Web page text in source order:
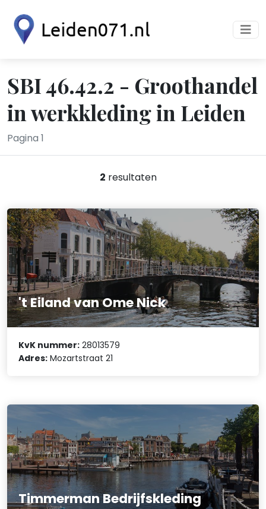
SBI 46.42.2 - Groothandel
in werkkleding in Leiden
Pagina 1
2 resultaten
't Eiland van Ome Nick
KvK nummer: 28013579
Adres: Mozartstraat 21
Timmerman Bedrijfskleding